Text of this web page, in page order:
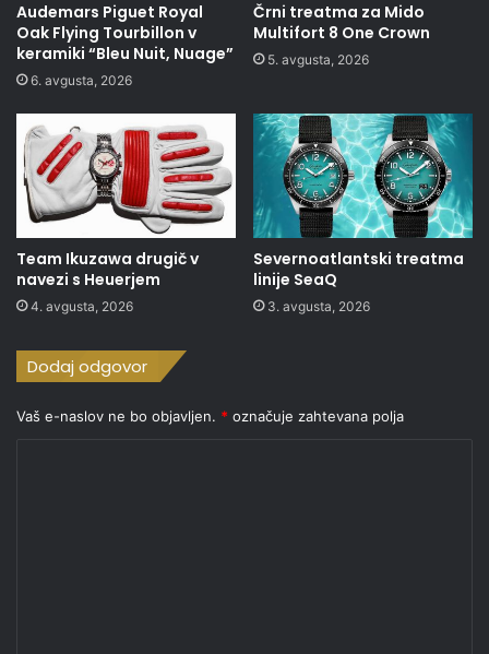
Audemars Piguet Royal
Oak Flying Tourbillon v
keramiki “Bleu Nuit, Nuage”
6. avgusta, 2026
Črni treatma za Mido
Multifort 8 One Crown
5. avgusta, 2026
Team Ikuzawa drugič v
navezi s Heuerjem
4. avgusta, 2026
Severnoatlantski treatma
linije SeaQ
3. avgusta, 2026
Dodaj odgovor
Vaš e-naslov ne bo objavljen. * označuje zahtevana polja